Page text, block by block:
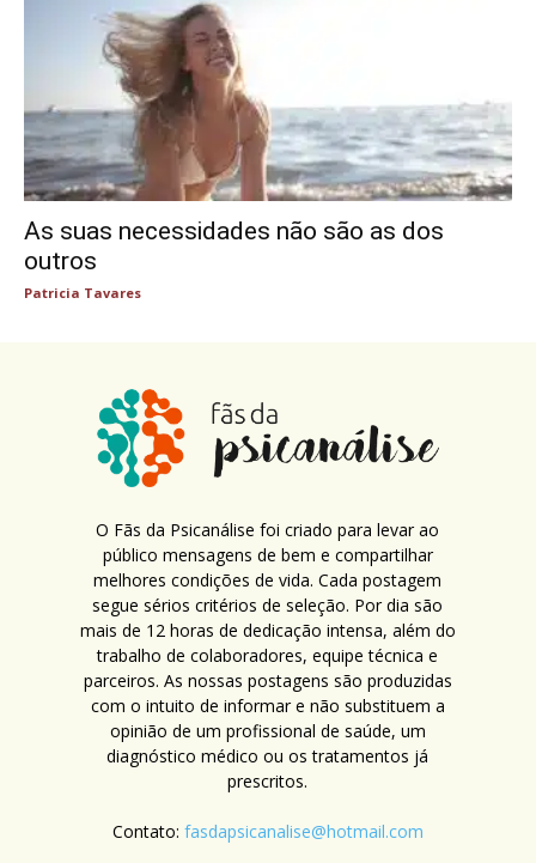
As suas necessidades não são as dos
outros
Patricia Tavares
O Fãs da Psicanálise foi criado para levar ao
público mensagens de bem e compartilhar
melhores condições de vida. Cada postagem
segue sérios critérios de seleção. Por dia são
mais de 12 horas de dedicação intensa, além do
trabalho de colaboradores, equipe técnica e
parceiros. As nossas postagens são produzidas
com o intuito de informar e não substituem a
opinião de um profissional de saúde, um
diagnóstico médico ou os tratamentos já
prescritos.
Contato: fasdapsicanalise@hotmail.com